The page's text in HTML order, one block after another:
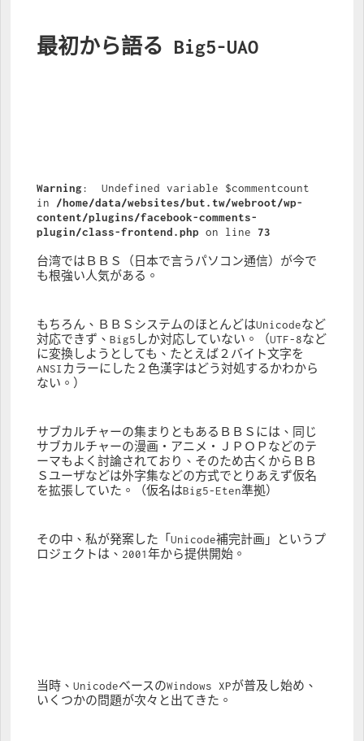
最初から語る Big5-UAO
Warning:  Undefined variable $commentcount
in /home/data/websites/but.tw/webroot/wp-
content/plugins/facebook-comments-
plugin/class-frontend.php on line 73
台湾ではＢＢＳ（日本で言うパソコン通信）が今で
も根強い人気がある。
もちろん、ＢＢＳシステムのほとんどはUnicodeなど
対応できず、Big5しか対応していない。（UTF-8など
に変換しようとしても、たとえば２バイト文字を
ANSIカラーにした２色漢字はどう対処するかわから
ない。）
サブカルチャーの集まりともあるＢＢＳには、同じ
サブカルチャーの漫画・アニメ・ＪＰＯＰなどのテ
ーマもよく討論されており、そのため古くからＢＢ
Ｓユーザなどは外字集などの方式でとりあえず仮名
を拡張していた。（仮名はBig5-Eten準拠）
その中、私が発案した「Unicode補完計画」というプ
ロジェクトは、2001年から提供開始。
当時、UnicodeベースのWindows XPが普及し始め、
いくつかの問題が次々と出てきた。